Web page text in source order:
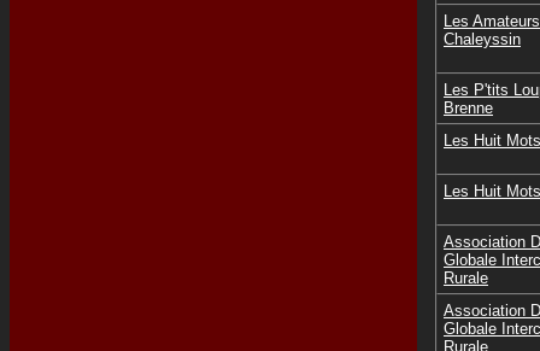
Les
Chaleyssin
Les P'tits
Brenne
Les Huit
Les Huit
Association
Globale
Rurale
Association
Globale
Rurale